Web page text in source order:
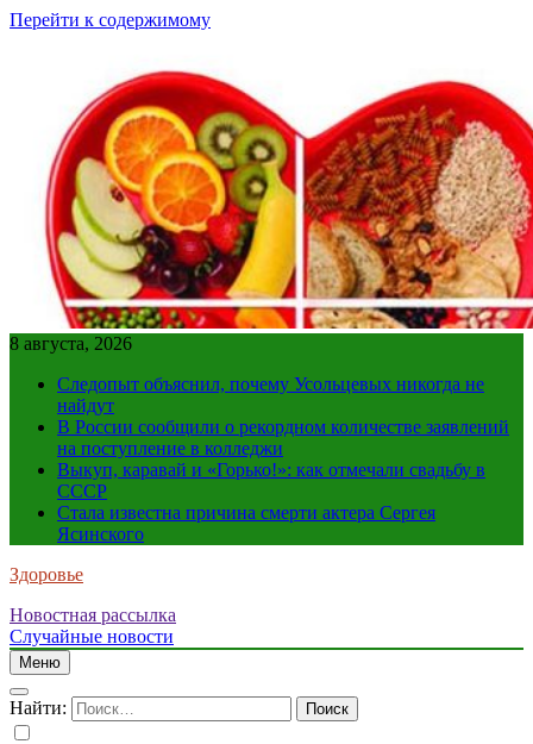
Перейти к содержимому
8 августа, 2026
Следопыт объяснил, почему Усольцевых никогда не
найдут
В России сообщили о рекордном количестве заявлений
на поступление в колледжи
Выкуп, каравай и «Горько!»: как отмечали свадьбу в
СССР
Стала известна причина смерти актера Сергея
Ясинского
Здоровье
Новостная рассылка
Случайные новости
Меню
Найти: